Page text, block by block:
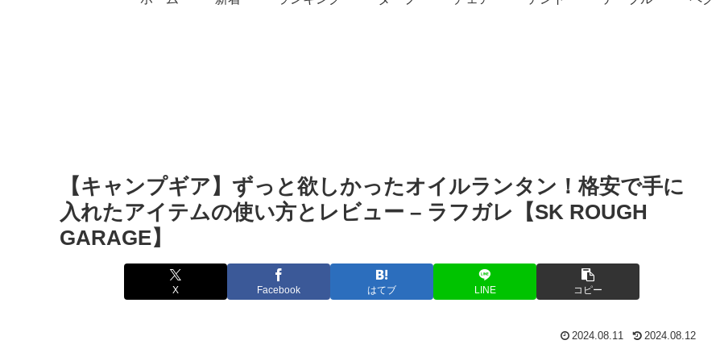
【キャンプギア】ずっと欲しかったオイルランタン！格安で手に
入れたアイテムの使い方とレビュー – ラフガレ【SK ROUGH
GARAGE】
X Facebook はてブ LINE コピー
2024.08.11 2024.08.12